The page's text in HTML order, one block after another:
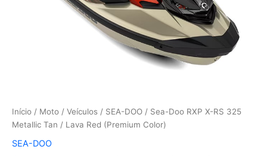
Início / Moto / Veículos / SEA-DOO / Sea-Doo RXP X-RS 325
Metallic Tan / Lava Red (Premium Color)
SEA-DOO